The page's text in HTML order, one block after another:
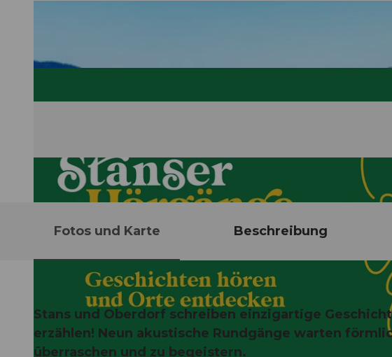
Fotos und Karte Beschreibung
Stans und Oberdorf schreiben einzigartige
erzählen! Neun akustische Rundgänge warten
überraschen und zu begeistern.